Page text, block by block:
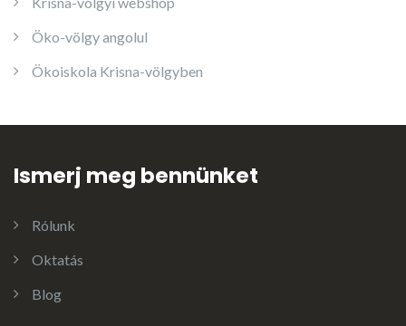
Öko-völgy angolul
Ökoiskola Krisna-völgyben
Ismerj meg bennünket
Rólunk
Oktatás
Blog